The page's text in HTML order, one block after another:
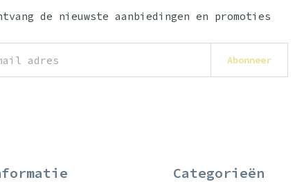
de nieuwste aanbiedingen en promoties
Abonneer
Categorieën